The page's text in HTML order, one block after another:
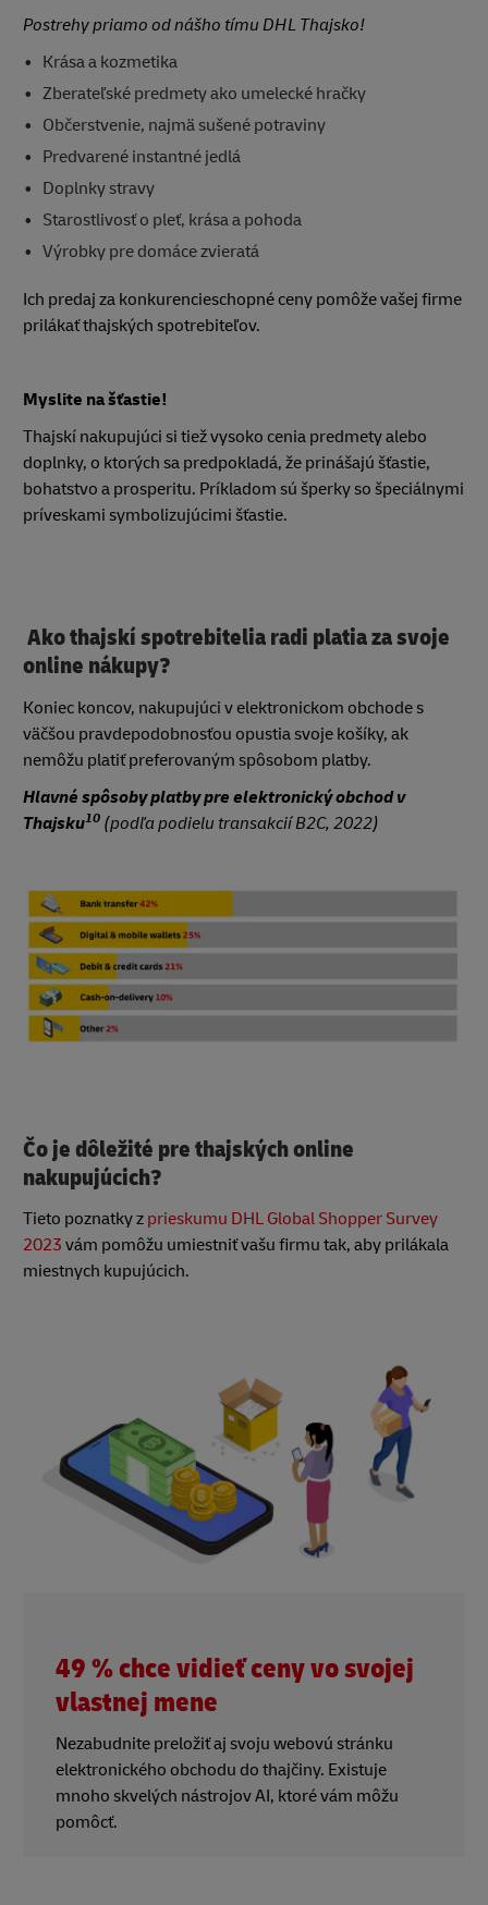
Postrehy priamo od nášho tímu DHL Thajsko!
Krása a kozmetika
Zberateľské predmety ako umelecké hračky
Občerstvenie, najmä sušené potraviny
Predvarené instantné jedlá
Doplnky stravy
Starostlivosť o pleť, krása a pohoda
Výrobky pre domáce zvieratá
Ich predaj za konkurencieschopné ceny pomôže vašej firme
prilákať thajských spotrebiteľov.
Myslite na šťastie!
Thajskí nakupujúci si tiež vysoko cenia predmety alebo
doplnky, o ktorých sa predpokladá, že prinášajú šťastie,
bohatstvo a prosperitu. Príkladom sú šperky so špeciálnymi
príveskami symbolizujúcimi šťastie.
Ako thajskí spotrebitelia radi platia za svoje
online nákupy?
Koniec koncov, nakupujúci v elektronickom obchode s
väčšou pravdepodobnosťou opustia svoje košíky, ak
nemôžu platiť preferovaným spôsobom platby.
Hlavné spôsoby platby pre elektronický obchod v
Thajsku10 (podľa podielu transakcií B2C, 2022)
Čo je dôležité pre thajských online
nakupujúcich?
Tieto poznatky z prieskumu DHL Global Shopper Survey
2023 vám pomôžu umiestniť vašu firmu tak, aby prilákala
miestnych kupujúcich.
49 % chce vidieť ceny vo svojej
vlastnej mene
Nezabudnite preložiť aj svoju webovú stránku
elektronického obchodu do thajčiny. Existuje
mnoho skvelých nástrojov AI, ktoré vám môžu
pomôcť.